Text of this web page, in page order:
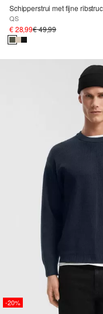
Schipperstrui met fijne
QS
€ 28,99€ 49,99
-20%